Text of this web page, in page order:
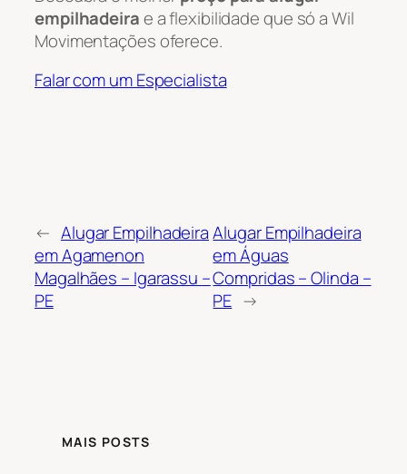
empilhadeirae a flexibilidade que só a Wil
Movimentações oferece.
Falar com um Especialista
← Alugar Empilhadeira
em Agamenon
Magalhães – Igarassu –
PE
Alugar Empilhadeira
em Águas
Compridas – Olinda –
PE →
MAIS POSTS